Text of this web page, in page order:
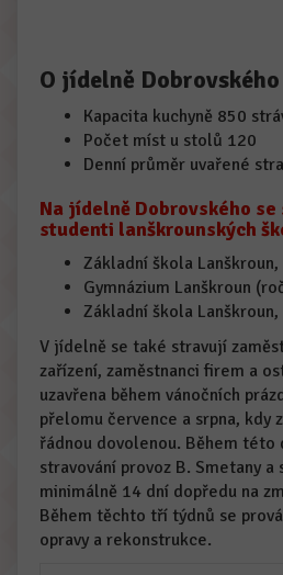
O jídelně Dobrovského
Kapacita kuchyně 850
Počet míst u stolů 120
Denní průměr uvařené
Na jídelně Dobrovského
studenti lanškrounských
Základní škola
Gymnázium Lanškroun
Základní škola
V jídelně se také stravují
zařízení, zaměstnanci firem a
uzavřena během vánočních
přelomu července a srpna, kdy
řádnou dovolenou. Během
stravování provoz B. Smetany a
minimálně 14 dní dopředu na
Během těchto tří týdnů se
opravy a rekonstrukce.